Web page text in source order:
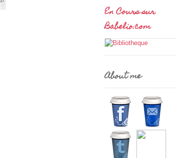
En Cours sur
Babelio.com
About me